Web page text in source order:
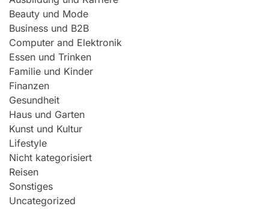
Beauty und Mode
Business und B2B
Computer and Elektronik
Essen und Trinken
Familie und Kinder
Finanzen
Gesundheit
Haus und Garten
Kunst und Kultur
Lifestyle
Nicht kategorisiert
Reisen
Sonstiges
Uncategorized